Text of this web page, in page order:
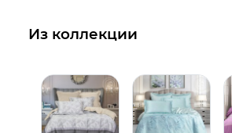
Из коллекции